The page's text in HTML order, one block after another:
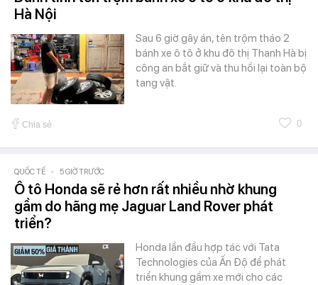
Hà Nội
Sau 6 giờ gây án, tên trộm tháo 2
bánh xe ô tô ở khu đô thị Thanh Hà bị
công an bắt giữ và thu hồi lại toàn bộ
tang vật.
Chia sẻ 0
QUỐC TẾ - 5 GIỜ TRƯỚC
Ô tô Honda sẽ rẻ hơn rất nhiều nhờ khung
gầm do hãng mẹ Jaguar Land Rover phát
triển?
Honda lần đầu hợp tác với Tata
Technologies của Ấn Độ để phát
triển khung gầm xe mới cho các